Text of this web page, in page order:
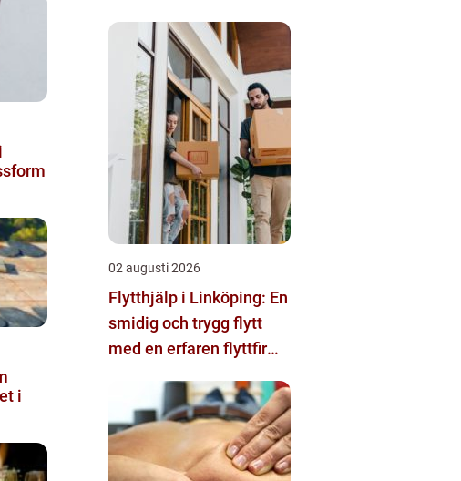
i
02 augusti 2026
Flytthjälp i Linköping: En
smidig och trygg flytt
med en erfaren flyttfirma